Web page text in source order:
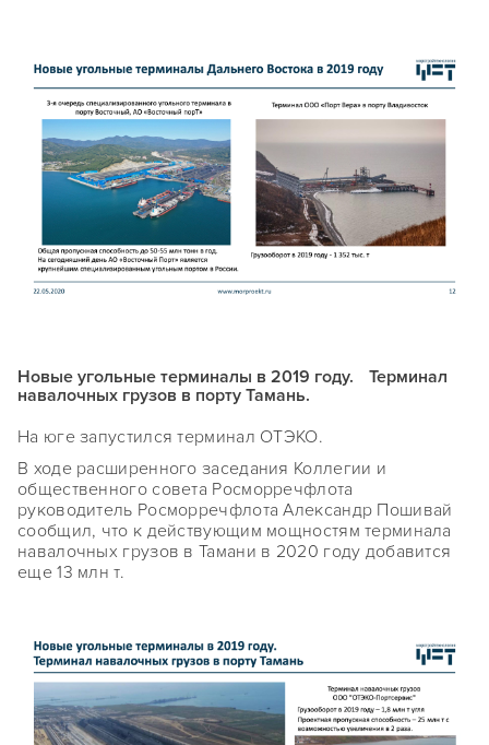
Новые угольные терминалы в 2019 году. Терминал
навалочных грузов в порту Тамань.
На юге запустился терминал ОТЭКО.
В ходе расширенного заседания Коллегии и
общественного совета Росморречфлота
руководитель Росморречфлота Александр Пошивай
сообщил, что к действующим мощностям терминала
навалочных грузов в Тамани в 2020 году добавится
еще 13 млн т.